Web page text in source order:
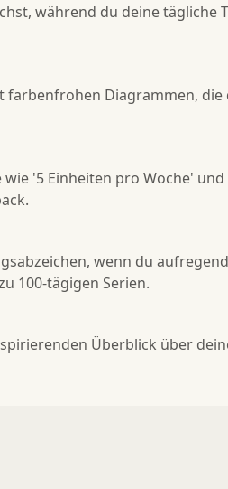
während du deine tägliche
farbenfrohen Diagrammen,
wie '5 Einheiten pro Woche'
wenn du
100-tägigen Serien.
Überblick über